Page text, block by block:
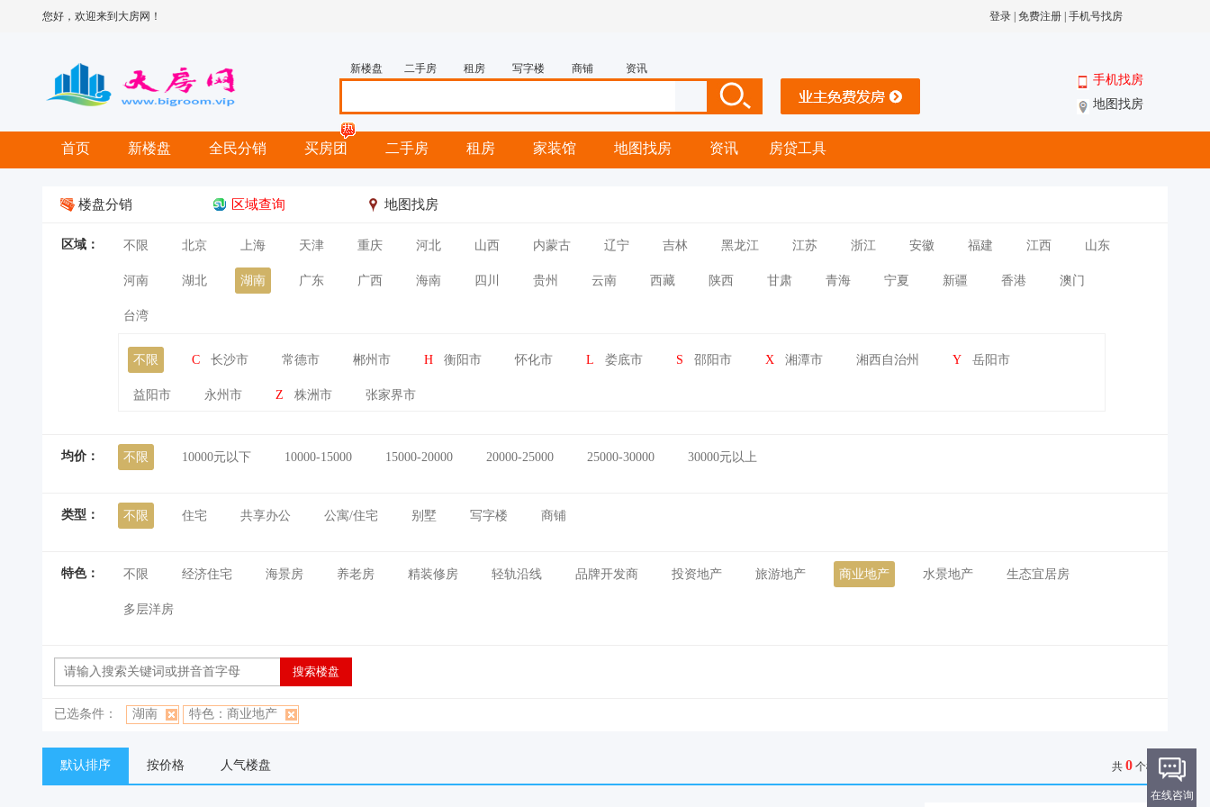
您好，欢迎来到大房网！ 登录 免费注册 手机号找房
新楼盘 二手房 租房 写字楼 商铺 资讯
手机找房
地图找房
首页 新楼盘 全民分销 买房团 二手房 租房 家装馆 地图找房 资讯 房贷工具
楼盘分销 区域查询 地图找房
区域： 不限 北京 上海 天津 重庆 河北 山西 内蒙古 辽宁 吉林 黑龙江 江苏 浙江 安徽 福建 江西 山东
河南 湖北 湖南 广东 广西 海南 四川 贵州 云南 西藏 陕西 甘肃 青海 宁夏 新疆 香港 澳门
台湾
不限 C 长沙市 常德市 郴州市 H 衡阳市 怀化市 L 娄底市 S 邵阳市 X 湘潭市 湘西自治州 Y 岳阳市
益阳市 永州市 Z 株洲市 张家界市
均价： 不限 10000元以下 10000-15000 15000-20000 20000-25000 25000-30000 30000元以上
类型： 不限 住宅 共享办公 公寓/住宅 别墅 写字楼 商铺
特色： 不限 经济住宅 海景房 养老房 精装修房 轻轨沿线 品牌开发商 投资地产 旅游地产 商业地产 水景地产 生态宜居房
多层洋房
已选条件： 湖南 特色：商业地产
默认排序 按价格 人气楼盘 共 0 个楼盘
在线咨询